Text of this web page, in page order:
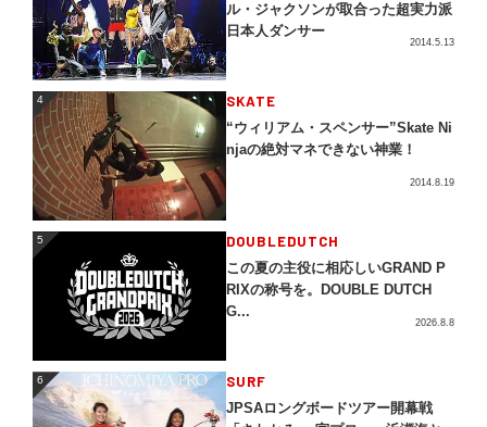
ル・ジャクソンが取合った超実力派
日本人ダンサー
2014.5.13
4 SKATE
“ウィリアム・スペンサー”Skate Ni
njaの絶対マネできない神業！
2014.8.19
5 DOUBLEDUTCH
この夏の主役に相応しいGRAND P
RIXの称号を。DOUBLE DUTCH
G...
2026.8.8
6 SURF
JPSAロングボードツアー開幕戦